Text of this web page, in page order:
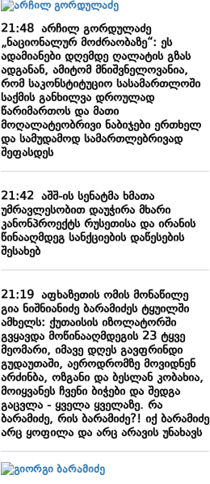
21:48არჩილ გორდულაძე
„ნაციონალურ მოძრაობაზე“: ეს
ადამიანები დღემდე ღალატის გზას
ადგანან, ამიტომ მნიშვნელოვანია,
რომ საკონსტიტუციო სასამართლოში
საქმის განხილვა დროულად
წარიმართოს და მათი
მოღალატეობრივი ნაბიჯები ერთხელ
და სამუდამოდ სამართლებრივად
შეფასდეს
21:42აშშ-ის სენატმა ხმათა
უმრავლესობით დაუჭირა მხარი
კანონპროექტს რუსეთისა და ირანის
წინააღმდეგ სანქციების დაწესების
შესახებ
21:19აფხაზეთის ომის მონაწილე
გია ნიშნიანიძე ბარამიძეს ტყუილში
ამხელს: ქუთაისის იზოლატორში
გვყავდა მოწინააღმდეგის 23 ტყვე
მეომარი, იმავე დღეს გავფრინდი
გუდაუთაში, აეროდრომზე მოვიდნენ
არძინბა, ოზგანი და ბესლან კობახია,
მოიყვანეს ჩვენი ბიჭები და შედგა
გაცვლა - ყველა ყველაზე. რა
ბარამიძე, რის ბარამიძე?! იქ ბარამიძე
არც ყოფილა და არც არავის უნახავს